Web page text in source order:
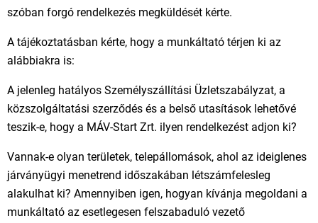
szóban forgó rendelkezés megküldését kérte.
A tájékoztatásban kérte, hogy a munkáltató térjen ki az
alábbiakra is:
A jelenleg hatályos Személyszállítási Üzletszabályzat, a
közszolgáltatási szerződés és a belső utasítások lehetővé
teszik-e, hogy a MÁV-Start Zrt. ilyen rendelkezést adjon ki?
Vannak-e olyan területek, telepállomások, ahol az ideiglenes
járványügyi menetrend időszakában létszámfelesleg
alakulhat ki? Amennyiben igen, hogyan kívánja megoldani a
munkáltató az esetlegesen felszabaduló vezető